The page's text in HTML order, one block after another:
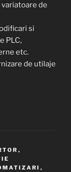
de
si
PLC,
etc.
de utilaje
,
,